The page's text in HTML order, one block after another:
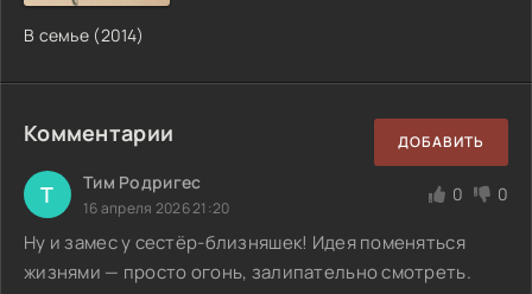
В семье (2014)
Комментарии ДОБАВИТЬ
Т Тим Родригес
16 апреля 2026 21:20
0 0
Ну и замес у сестёр-близняшек! Идея поменяться
жизнями — просто огонь, залипательно смотреть.